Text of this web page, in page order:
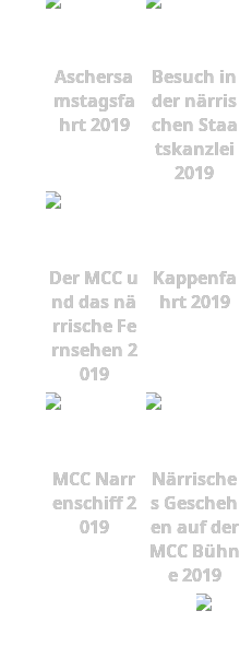
Aschersa
mstagsfa
hrt 2019
Besuch in
der närris
chen Staa
tskanzlei
2019
Der MCC u
nd das nä
rrische Fe
rnsehen 2
019
Kappenfa
hrt 2019
MCC Narr
enschiff 2
019
Närrische
s Gescheh
en auf der
MCC Bühn
e 2019